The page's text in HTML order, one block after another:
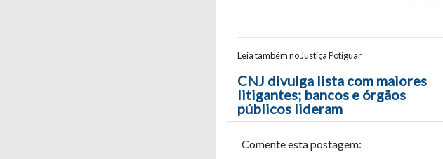
Leia também no Justiça Potiguar
Navegação entre posts
CNJ divulga lista com maiores
litigantes; bancos e órgãos
públicos lideram
Comente esta postagem: